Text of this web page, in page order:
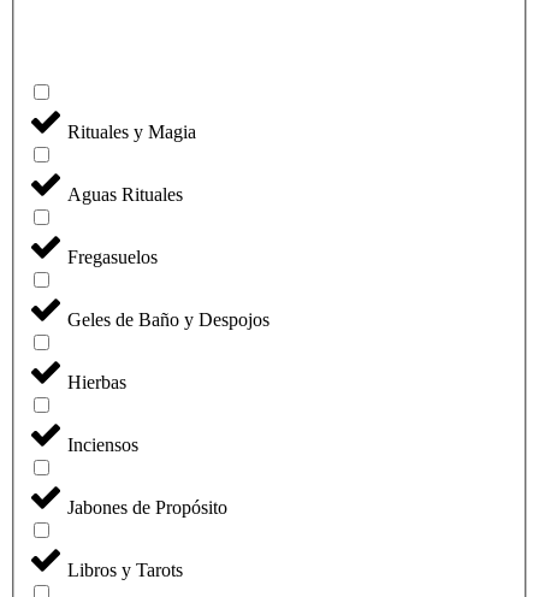
Rituales y Magia
Aguas Rituales
Fregasuelos
Geles de Baño y Despojos
Hierbas
Inciensos
Jabones de Propósito
Libros y Tarots